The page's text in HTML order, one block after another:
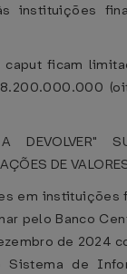
instituições
ficam
DE
em instituições
pelo Banco
de 2024
Sistema de